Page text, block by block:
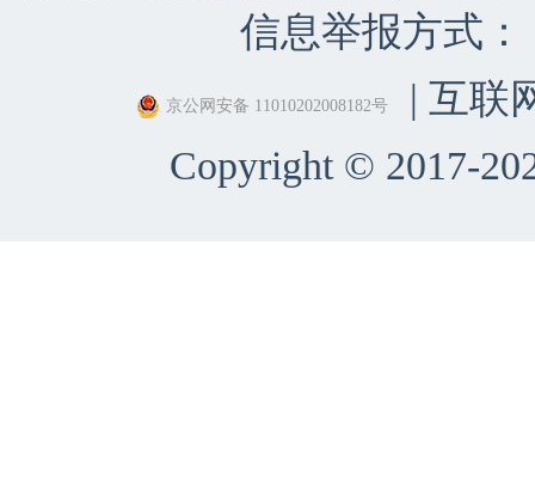
信息举报方式：
京公网安备 11010202008182号
| 互联
Copyright © 2017-